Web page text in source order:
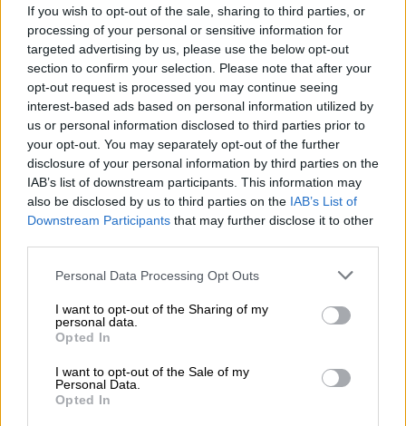
If you wish to opt-out of the sale, sharing to third parties, or
processing of your personal or sensitive information for
targeted advertising by us, please use the below opt-out
section to confirm your selection. Please note that after your
opt-out request is processed you may continue seeing
interest-based ads based on personal information utilized by
us or personal information disclosed to third parties prior to
your opt-out. You may separately opt-out of the further
disclosure of your personal information by third parties on the
IAB’s list of downstream participants. This information may
also be disclosed by us to third parties on the IAB’s List of
Downstream Participants that may further disclose it to other
Personal Data Processing Opt Outs
I want to opt-out of the Sharing of my
personal data.
Opted In
I want to opt-out of the Sale of my
Personal Data.
Opted In
de la Generalitat, Carles Puigdemont. El
ministro ha confirmado que aproximadamente
en un mes y medio o dos podría conocerse la
resolución del Parlamento Europeoacerca de
levantarle la inmunidad al expresidente. En
la misma línea ha asegurado que se está
estudiando una estrategia para recurrir el fallo
del Tribunal belga sobre la extradición del
exconseller Lluís Puig, que se encuentra
refugiado en el país belga por un presunto
delito de malversación de fondos públicos
relacionado con el proceso soberanista,
desconocimiento de la justicia española”.
Juan Carlos Campo
NOTICIAS RELACIONADAS